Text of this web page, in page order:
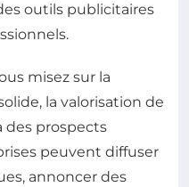
outils publicitaires
misez sur la
la valorisation de
des prospects
peuvent diffuser
annoncer des